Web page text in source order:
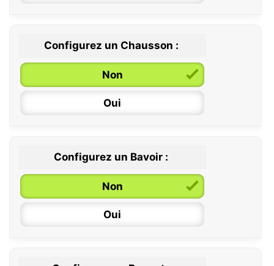
0 / 6 mois
6 / 12 mois
12 / 18 mois
Configurez un Chausson :
Non
Oui
Configurez un Bavoir :
Non
Oui